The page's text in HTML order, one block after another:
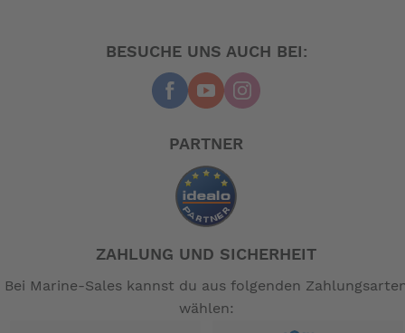
BESUCHE UNS AUCH BEI:
PARTNER
ZAHLUNG UND SICHERHEIT
Bei Marine-Sales kannst du aus folgenden
wählen: